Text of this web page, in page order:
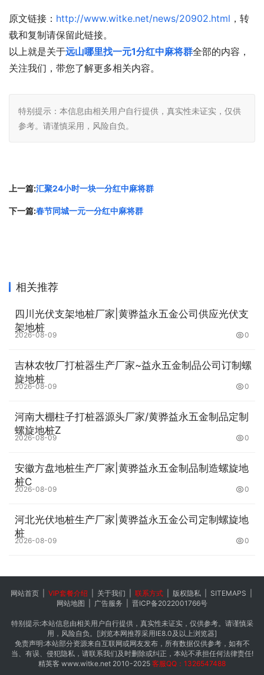
原文链接： http://www.witke.net/news/20902.html ，转
载和复制请保留此链接。
以上就是关于远山哪里找一元1分红中麻将群全部的内容，
关注我们，带您了解更多相关内容。
特别提示：本信息由相关用户自行提供，真实性未证实，仅供
参考。请谨慎采用，风险自负。
上一篇:汇聚24小时一块一分红中麻将群
下一篇:春节同城一元一分红中麻将群
相关推荐
四川光伏支架地桩厂家|黄骅益永五金公司供应光伏支
架地桩
2026-08-09 0
吉林农牧厂打桩器生产厂家~益永五金制品公司订制螺
旋地桩
2026-08-09 0
河南大棚柱子打桩器源头厂家/黄骅益永五金制品定制
螺旋地桩Z
2026-08-09 0
安徽方盘地桩生产厂家|黄骅益永五金制品制造螺旋地
桩C
2026-08-09 0
河北光伏地桩生产厂家|黄骅益永五金公司定制螺旋地
桩
2026-08-09 0
网站首页| VIP套餐介绍 关于我们 联系方式| 版权隐私| SITEMAPS
网站地图
广告服务 晋ICP备2022001766号
特别提示:本站信息由相关用户自行提供，真实性未证实，仅供参考。请谨慎采
用，风险自负。[浏览本网推荐采用IE8.0及以上浏览器]
免责声明:本站部分资源来自互联网或网友发布，所有数据仅供参考，如有不
当、有误、侵犯隐私，请联系我们及时删除或纠正，本站不承担任何法律责任!
精英客 www.witke.net 2010-2025 客服QQ：1326547488